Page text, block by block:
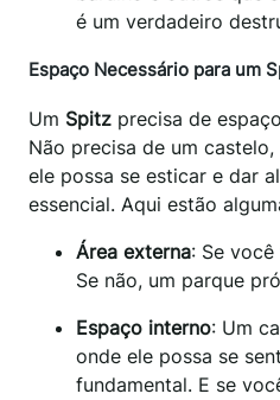
é um verdadeiro
Espaço Necessário para um
Um Spitz precisa de
Não precisa de um castelo,
ele possa se esticar e dar
essencial. Aqui estão
Área externa: Se
Se não, um parque
Espaço interno: Um
onde ele possa se
fundamental. E se